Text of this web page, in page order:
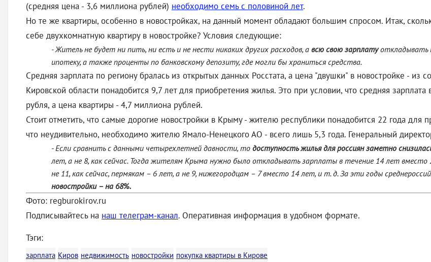
(средняя цена - 3,6 миллиона рублей) необходимо семь с половиной лет.
Но те же квартиры, особенно в новостройках, на данный момент обладают большим спросом. Итак,
себе двухкомнатную квартиру в новостройке? Условия следующие:
- Житель не будет ни пить, ни есть и не нести никаких других расходов, а всю свою зарплатуоткладывать
ипотеку, а также проценты по банковскому депозиту, где могли бы храниться средства.
Средняя зарплата по региону бралась из открытых данных Росстата, а цена "двушки" в новостройке - из
Кировской области понадобится 9,7 лет для приобретения жилья. Это при условии, что средняя
рубля, а цена квартиры - 4,7 миллиона рублей.
Стоит отметить, что самые дорогие новостройки в Крыму - жителю республики понадобится 22 года для
что неудивительно, необходимо жителю Ямало-Ненецкого АО - всего лишь 5,3 года. Генеральный
- Если сравнить с данными четырехлетней давности, то доступность жилья для россиян заметно
лет, а не 8, как сейчас. Тогда жителям Крыма нужно было откладывать зарплаты в течение 14 лет
не 11, как сейчас, пермякам – 6 лет, а не 9, нижегородцам – 7 вместо 14 лет, и т. д. За эти годы
новостройки – на 68%.
Фото: regburokirov.ru
Подписывайтесь на наш телеграм-канал. Оперативная информация в удобном формате.
Тэги:
зарплата Киров недвижимость новостройки покупка квартиры в Кирове